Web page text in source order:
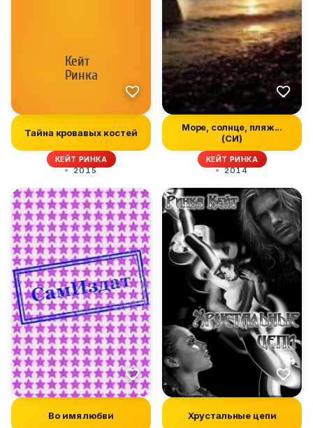
Тайна кровавых костей
КЕЙТ РИНКА
2015
Море, солнце, пляж...
(СИ)
КЕЙТ РИНКА
2014
Во имя любви Хрустальные цепи